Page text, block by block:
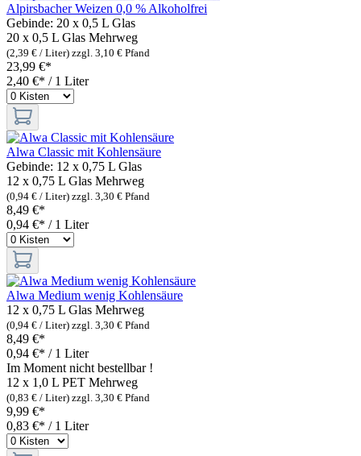
Alpirsbacher Weizen 0,0 % Alkoholfrei
Gebinde: 20 x 0,5 L Glas
20 x 0,5 L Glas Mehrweg
(2,39 € / Liter) zzgl. 3,10 € Pfand
23,99 €*
2,40 €* / 1 Liter
Alwa Classic mit Kohlensäure
Gebinde: 12 x 0,75 L Glas
12 x 0,75 L Glas Mehrweg
(0,94 € / Liter) zzgl. 3,30 € Pfand
8,49 €*
0,94 €* / 1 Liter
Alwa Medium wenig Kohlensäure
12 x 0,75 L Glas Mehrweg
(0,94 € / Liter) zzgl. 3,30 € Pfand
8,49 €*
0,94 €* / 1 Liter
Im Moment nicht bestellbar !
12 x 1,0 L PET Mehrweg
(0,83 € / Liter) zzgl. 3,30 € Pfand
9,99 €*
0,83 €* / 1 Liter